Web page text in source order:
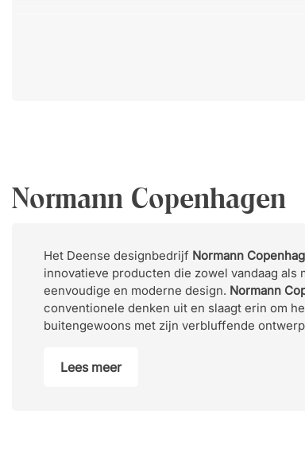
Normann Copenhagen
Het Deense designbedrijf Normann
innovatieve producten die zowel vandaag als
eenvoudige en moderne design. Normann
conventionele denken uit en slaagt erin om
buitengewoons met zijn verbluffende
Lees meer